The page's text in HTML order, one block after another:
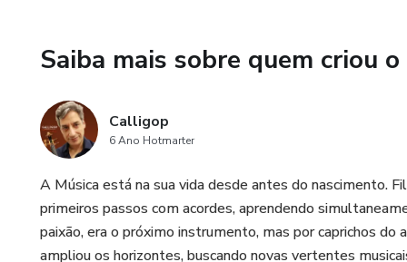
• Exigi pouco tempo de dedicação diária (menos de 30
• Promove um desenvolvimento real e progressivo de
• Acaba com as frustrações e traz grande satisfação para
Saiba mais sobre quem criou
Calligop
6 Ano Hotmarter
A Música está na sua vida desde antes do nascimento.
primeiros passos com acordes, aprendendo
paixão, era o próximo instrumento, mas por caprichos
ampliou os horizontes, buscando novas vertentes